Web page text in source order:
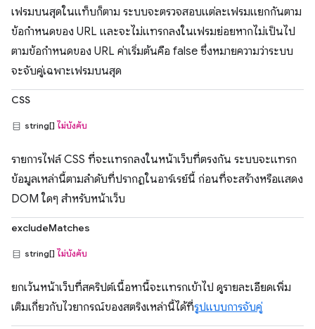
เฟรมบนสุดในแท็บก็ตาม ระบบจะตรวจสอบแต่ละเฟรมแยกกันตาม
ข้อกำหนดของ URL และจะไม่แทรกลงในเฟรมย่อยหากไม่เป็นไป
ตามข้อกำหนดของ URL ค่าเริ่มต้นคือ false ซึ่งหมายความว่าระบบ
จะจับคู่เฉพาะเฟรมบนสุด
CSS
string[] ไม่บังคับ
รายการไฟล์ CSS ที่จะแทรกลงในหน้าเว็บที่ตรงกัน ระบบจะแทรก
ข้อมูลเหล่านี้ตามลำดับที่ปรากฏในอาร์เรย์นี้ ก่อนที่จะสร้างหรือแสดง
DOM ใดๆ สำหรับหน้าเว็บ
excludeMatches
string[] ไม่บังคับ
ยกเว้นหน้าเว็บที่สคริปต์เนื้อหานี้จะแทรกเข้าไป ดูรายละเอียดเพิ่ม
เติมเกี่ยวกับไวยากรณ์ของสตริงเหล่านี้ได้ที่รูปแบบการจับคู่